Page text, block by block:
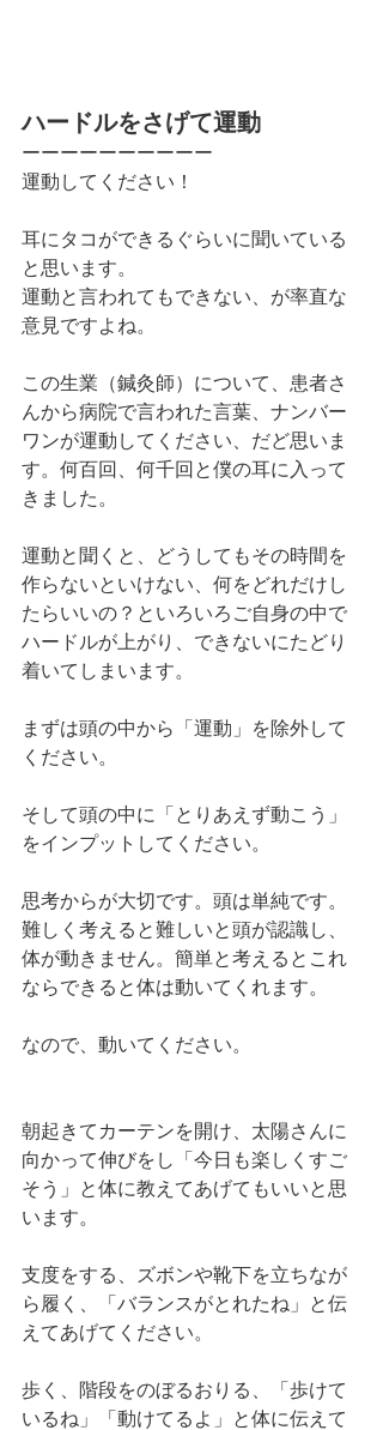
ハードルをさげて運動
ーーーーーーーーーー
運動してください！
耳にタコができるぐらいに聞いている
と思います。
運動と言われてもできない、が率直な
意見ですよね。
この生業（鍼灸師）について、患者さ
んから病院で言われた言葉、ナンバー
ワンが運動してください、だど思いま
す。何百回、何千回と僕の耳に入って
きました。
運動と聞くと、どうしてもその時間を
作らないといけない、何をどれだけし
たらいいの？といろいろご自身の中で
ハードルが上がり、できないにたどり
着いてしまいます。
まずは頭の中から「運動」を除外して
ください。
そして頭の中に「とりあえず動こう」
をインプットしてください。
思考からが大切です。頭は単純です。
難しく考えると難しいと頭が認識し、
体が動きません。簡単と考えるとこれ
ならできると体は動いてくれます。
なので、動いてください。
朝起きてカーテンを開け、太陽さんに
向かって伸びをし「今日も楽しくすご
そう」と体に教えてあげてもいいと思
います。
支度をする、ズボンや靴下を立ちなが
ら履く、「バランスがとれたね」と伝
えてあげてください。
歩く、階段をのぼるおりる、「歩けて
いるね」「動けてるよ」と体に伝えて